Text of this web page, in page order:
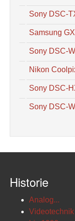
Sony DSC-
Samsung
Sony DSC-
Nikon
Sony DSC-
Sony DSC-
Historie
Analog...
Videotechnik